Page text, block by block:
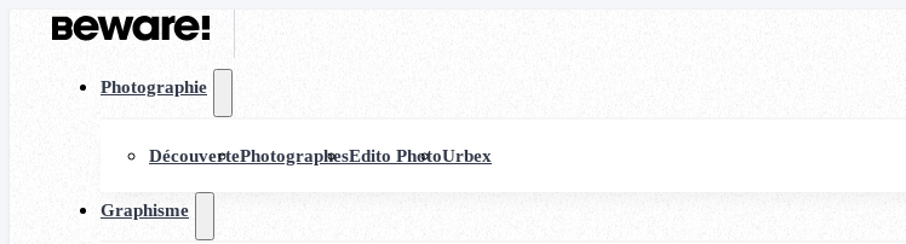
Photographie
DécouvertePhotographesEdito PhotoUrbex
Graphisme